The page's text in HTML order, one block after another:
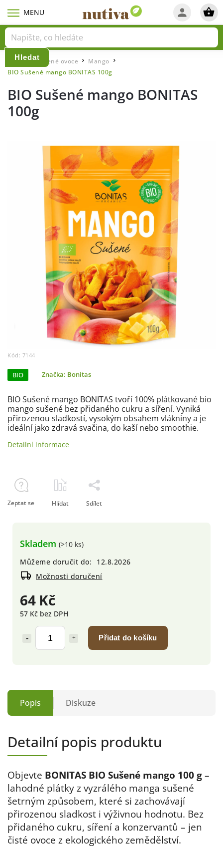
Hledat
Domů / Sušené ovoce / Mango
BIO Sušené mango BONITAS 100g
BIO Sušené mango BONITAS
100g
Kód: 7144
BIO Značka: Bonitas
64 Kč
57 Kč bez DPH
Přidat do košíku
Skladem (>10 ks)
Můžeme doručit do:
12.8.2026
Možnosti doručení
BIO Sušené mango BONITAS tvoří 100% plátkované bio
mango sušené bez přidaného cukru a síření. Vyniká
přirozenou sladkostí, vysokým obsahem vlákniny a je
ideální jako zdravá svačina, do kaší nebo smoothie.
Detailní informace
Zeptat se Hlídat Sdílet
Popis Diskuze
Detailní popis produktu
Objevte BONITAS BIO Sušené mango 100 g –
lahodné plátky z vyzrálého manga sušené
šetrným způsobem, které si zachovávají
přirozenou sladkost i výživnou hodnotu. Bez
přidaného cukru, síření a konzervantů – jen
čisté ovoce z ekologického zemědělství.